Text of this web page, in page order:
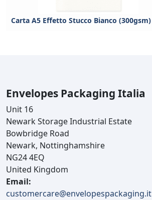
Carta A5 Effetto Stucco Bianco (300gsm)
Envelopes Packaging Italia
Unit 16
Newark Storage Industrial Estate
Bowbridge Road
Newark, Nottinghamshire
NG24 4EQ
United Kingdom
Email:
customercare@envelopespackaging.it